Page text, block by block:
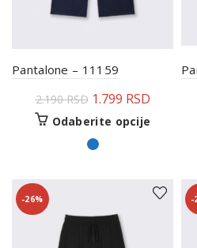
Pantalone – 11159
2.190RSD 1.799 RSD
Odaberite opcije
-26% -